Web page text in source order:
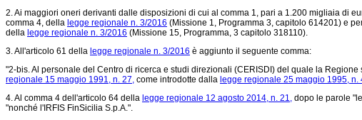
2. Ai maggiori oneri derivanti dalle disposizioni di cui al comma 1, pari a 1.200 migliaia di
comma 4, della legge regionale n. 3/2016 (Missione 1, Programma 3, capitolo 614201) e
della legge regionale n. 3/2016 (Missione 15, Programma, 3 capitolo 318110).
3. All'articolo 61 della legge regionale n. 3/2016 è aggiunto il seguente comma:
"2-bis. Al personale del Centro di ricerca e studi direzionali (CERISDI) del quale la
regionale 15 maggio 1991, n. 27, come introdotte dalla legge regionale 25 maggio 1995, n.
4. Al comma 4 dell'articolo 64 della legge regionale 12 agosto 2014, n. 21, dopo le parole
"nonché l'IRFIS FinSicilia S.p.A.".